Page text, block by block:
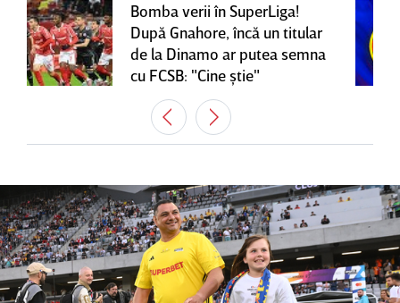
Bomba verii în SuperLiga!
După Gnahore, încă un titular
de la Dinamo ar putea semna
cu FCSB: "Cine ştie"